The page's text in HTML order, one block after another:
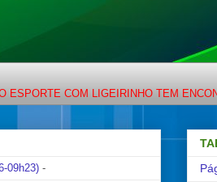
LIGEIRINHO TEM ENCONTRO
09h23) -